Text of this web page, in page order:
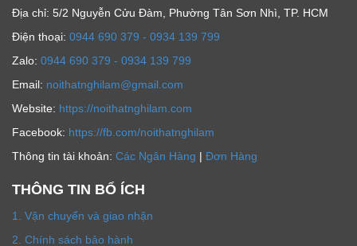
Địa chỉ: 5/2 Nguyễn Cửu Đàm, Phường Tân Sơn Nhì, TP. HCM
Ðiện thoại: 0944 690 379 - 0934 139 799
Zalo: 0944 690 379 - 0934 139 799
Email: noithatnghilam@gmail.com
Website: https://noithatnghilam.com
Facebook: https://fb.com/noithatnghilam
Thông tin tài khoản: Các Ngân Hàng | Đơn Hàng
THÔNG TIN BỔ ÍCH
1. Vận chuyển và giao nhận
2. Chính sách bảo hành